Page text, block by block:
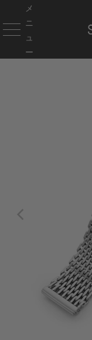
メ
ニ
ュ
ー